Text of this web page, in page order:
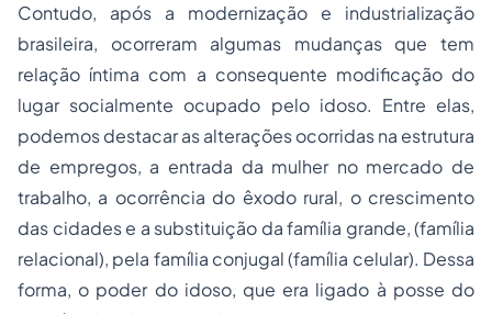
Contudo, após a modernização e industrialização
brasileira, ocorreram algumas mudanças que tem
relação íntima com a consequente modificação do
lugar socialmente ocupado pelo idoso. Entre elas,
podemos destacar as alterações ocorridas na estrutura
de empregos, a entrada da mulher no mercado de
trabalho, a ocorrência do êxodo rural, o crescimento
das cidades e a substituição da família grande, (família
relacional), pela família conjugal (família celular). Dessa
forma, o poder do idoso, que era ligado à posse do